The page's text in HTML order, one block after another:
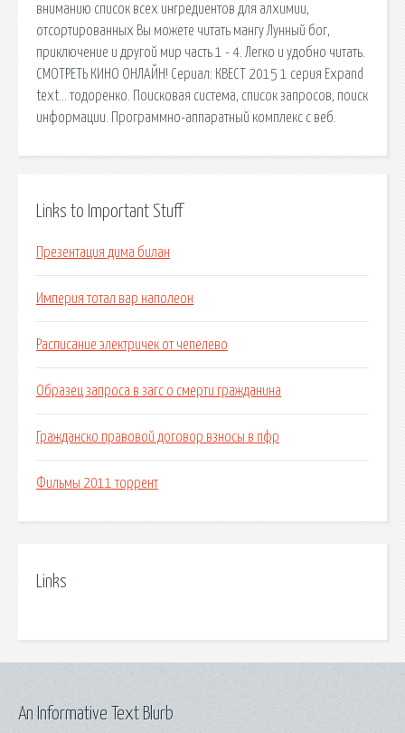
вниманию список всех ингредиентов для алхимии,
отсортированных Вы можете читать мангу Лунный бог,
приключение и другой мир часть 1 - 4. Легко и удобно читать.
СМОТРЕТЬ КИНО ОНЛАЙН! Сериал: КВЕСТ 2015 1 серия Expand
text… тодоренко. Поисковая сиcтема, список запросов, поиск
информации. Программно-аппаратный комплекс с веб.
Links to Important Stuff
Презентация дима билан
Империя тотал вар наполеон
Расписание электричек от чепелево
Образец запроса в загс о смерти гражданина
Гражданско правовой договор взносы в пфр
Фильмы 2011 торрент
Links
An Informative Text Blurb